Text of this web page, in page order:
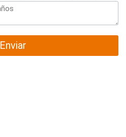
Enviar